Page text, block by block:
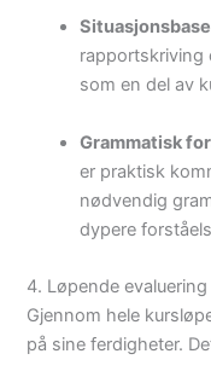
rapportskriving
som en del av
Grammatisk
er praktisk
nødvendig
dypere
4. Løpende evaluering
Gjennom hele
på sine ferdigheter.